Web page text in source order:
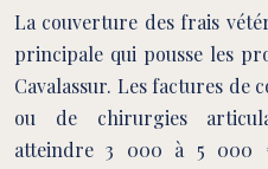
La couverture des frais
principale qui pousse les
Cavalassur. Les factures de
ou de chirurgies
atteindre 3 000 à 5 000